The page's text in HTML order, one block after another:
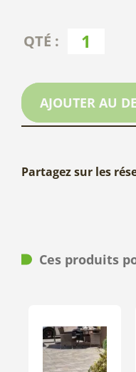
AJOUTER AU
Partagez sur les
Ces produits